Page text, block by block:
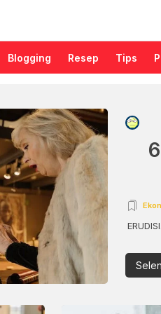
Blogging Resep Tips